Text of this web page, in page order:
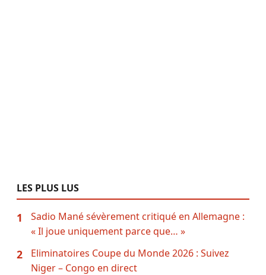
LES PLUS LUS
1
Sadio Mané sévèrement critiqué en Allemagne :
« Il joue uniquement parce que… »
2
Eliminatoires Coupe du Monde 2026 : Suivez
Niger – Congo en direct